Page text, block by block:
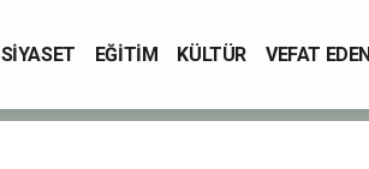
SİYASET EĞİTİM KÜLTÜR VEFAT